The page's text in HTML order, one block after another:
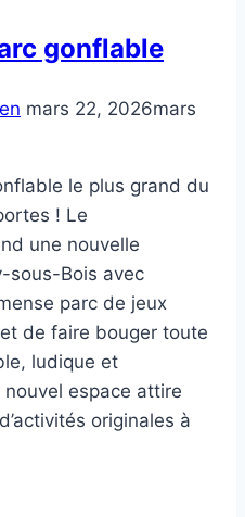
gonflable
mars 22, 2026mars
le plus grand du
! Le
une nouvelle
sous-Bois avec
parc de jeux
de faire bouger toute
ludique et
espace attire
originales à